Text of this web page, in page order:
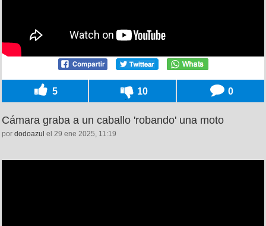
5 10 0
Cámara graba a un caballo 'robando' una moto
por dodoazul el 29 ene 2025, 11:19